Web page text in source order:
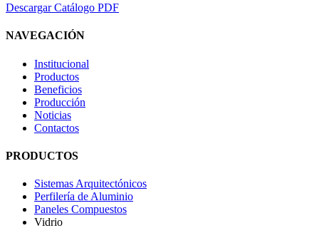
Descargar Catálogo PDF
NAVEGACIÓN
Institucional
Productos
Beneficios
Producción
Noticias
Contactos
PRODUCTOS
Sistemas Arquitectónicos
Perfilería de Aluminio
Paneles Compuestos
Vidrio